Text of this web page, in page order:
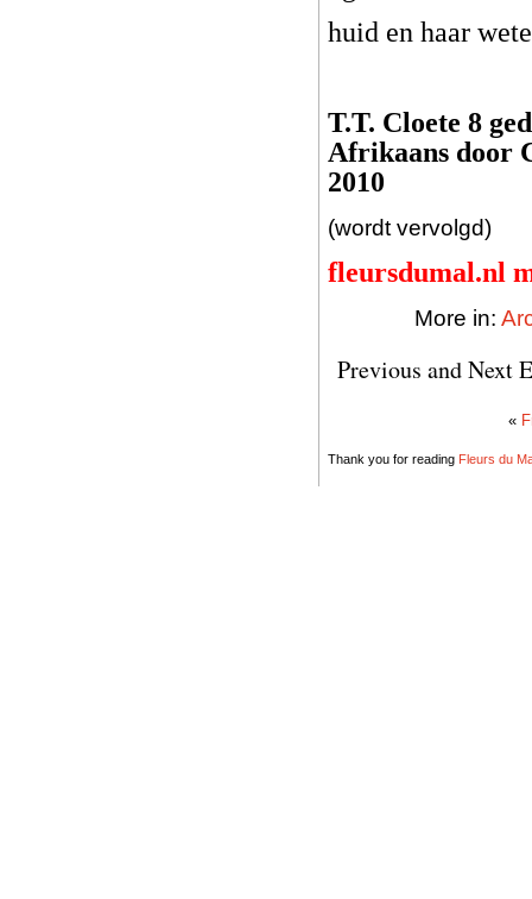
huid en haar
T.T. Cloete 8
Afrikaans door
2010
(wordt vervolgd)
fleursdumal.nl
More in:
Previous and Next
«
Thank you for reading Fleurs du